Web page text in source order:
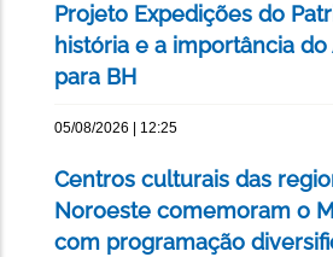
Projeto Expedições do
história e a importância
para BH
05/08/2026 | 12:25
Centros culturais das
Noroeste comemoram o
com programação